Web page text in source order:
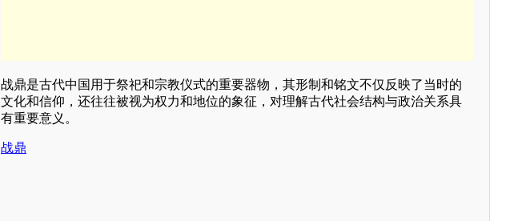
战鼎是古代中国用于祭祀和宗教仪式的重要器物，其形制和铭文不仅反映了当时的
文化和信仰，还往往被视为权力和地位的象征，对理解古代社会结构与政治关系具
有重要意义。
战鼎